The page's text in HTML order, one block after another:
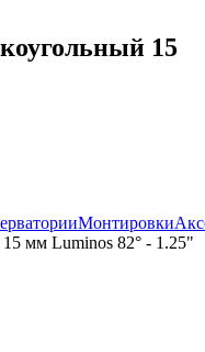
15
Монтировки
мм Luminos 82° - 1.25"